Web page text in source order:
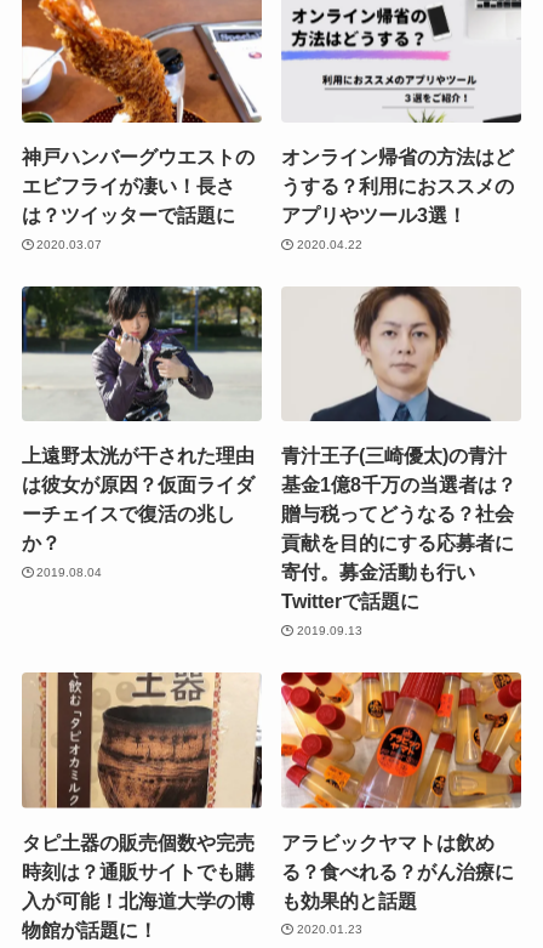
神戸ハンバーグウエストの
エビフライが凄い！長さ
は？ツイッターで話題に
2020.03.07
オンライン帰省の方法はど
うする？利用におススメの
アプリやツール3選！
2020.04.22
上遠野太洸が干された理由
は彼女が原因？仮面ライダ
ーチェイスで復活の兆し
か？
2019.08.04
青汁王子(三崎優太)の青汁
基金1億8千万の当選者は？
贈与税ってどうなる？社会
貢献を目的にする応募者に
寄付。募金活動も行い
Twitterで話題に
2019.09.13
タピ土器の販売個数や完売
時刻は？通販サイトでも購
入が可能！北海道大学の博
物館が話題に！
アラビックヤマトは飲め
る？食べれる？がん治療に
も効果的と話題
2020.01.23